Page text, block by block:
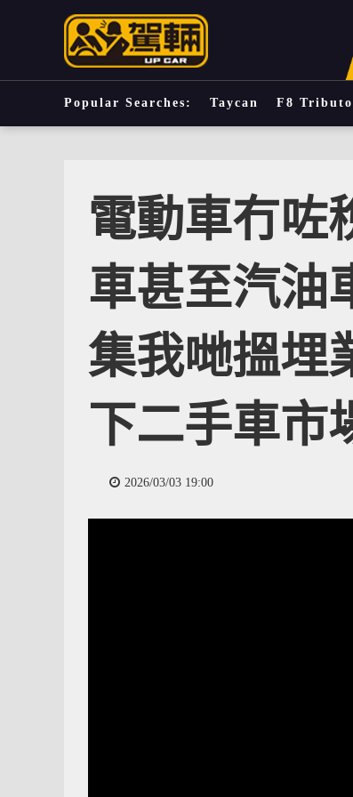
Popular Searches: Taycan F8 Tributo
電動車冇咗
車甚至汽油
集我哋搵埋
下二手車市
2026/03/03 19:00